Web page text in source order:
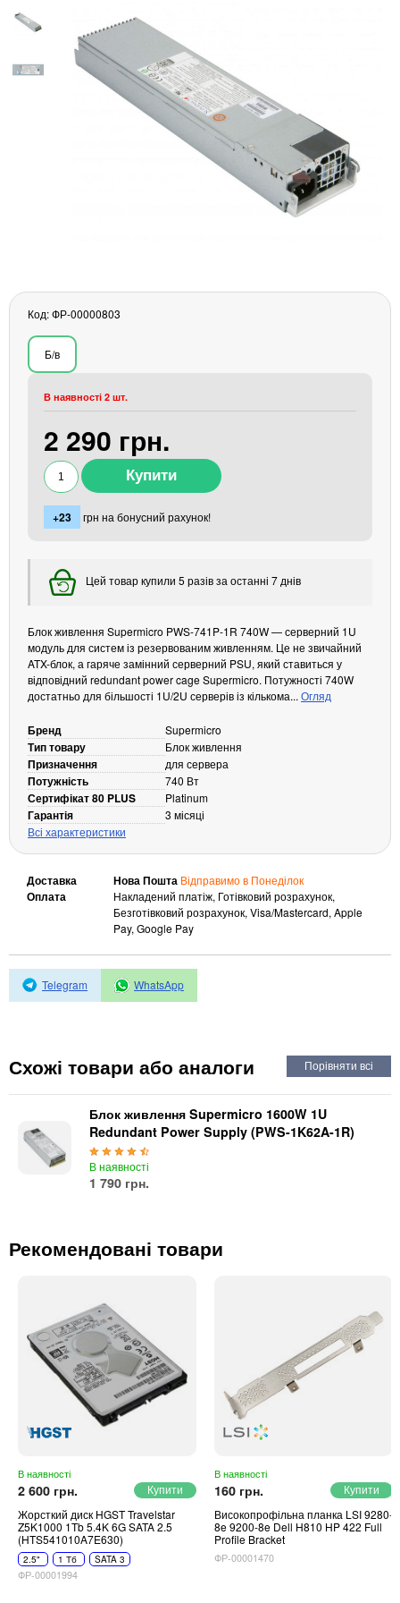
Жорсткі диски та SSD
SAS диски
SATA диски
Маршрутизатори та комутатори
Мережеві карти
Wi-Fi і Bluetooth адаптери
Аксесуари
Хаби і кардридери
Павербанки
Аксесуари для ноутбуків
Акумулятори
Периферійні пристрої
Монітори
Клавіатури, миші, комплекти
IP-камери
Автономне живлення
Автоматичні вимикачі
Інвертори напруги
Код: ФР-00000803
Б/в
В наявності 2 шт.
2 290 грн.
+23 грн на бонусний рахунок!
Цей товар купили 5 разів за останні 7 днів
Блок живлення Supermicro PWS-741P-1R 740W — серверний 1U
модуль для систем із резервованим живленням. Це не звичайний
ATX-блок, а гаряче замінний серверний PSU, який ставиться у
відповідний redundant power cage Supermicro. Потужності 740W
достатньо для більшості 1U/2U серверів із кількома... Огляд
Бренд Supermicro
Тип товару Блок живлення
Призначення для сервера
Потужність 740 Вт
Сертифікат 80 PLUS Platinum
Гарантія
3 місяці
Всі характеристики
Доставка Нова Пошта Відправимо в Понеділок
Оплата
Накладений платіж, Готівковий розрахунок,
Безготівковий розрахунок, Visa/Mastercard, Apple
Pay, Google Pay
Telegram WhatsApp
Схожі товари або аналоги
Блок живлення Supermicro 1600W 1U
Redundant Power Supply (PWS-1K62A-1R)
В наявності
1 790 грн.
Рекомендовані товари
В наявності
2 600 грн.
Жорсткий диск HGST Travelstar
Z5K1000 1Tb 5.4K 6G SATA 2.5
(HTS541010A7E630)
2.5" 1 Тб SATA 3
ФР-00001994
В наявності
160 грн.
Високопрофільна планка LSI 9280-
8e 9200-8e Dell H810 HP 422 Full
Profile Bracket
ФР-00001470